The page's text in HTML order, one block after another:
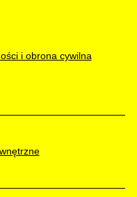
i obrona cywilna